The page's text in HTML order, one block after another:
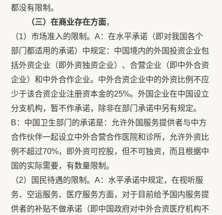
都没有限制。
（三）在商业存在方面，
（1）市场准入的限制。A：在水平承诺（即对我国各个
部门都适用的承诺）中规定：中国境内的外国投资企业包
括外资企业（即外资独资企业）、合营企业（即中外合资
企业）和中外合作企业。中外合资企业中的外资比例不应
少于该合资企业注册资本金的25%。外国企业在中国设立
分支机构，暂不作承诺，除非在部门承诺中另有规定。
B：中国卫生部门的承诺是：允许外国服务提供者与中方
合作伙伴一起设立中外合营合作医院和诊所，允许外资比
例不超过70%，即外资可控股，但不可独资，而且根据中
国的实际需要，有数量限制。
（2）国民待遇的限制。A：水平承诺中规定，在视听服
务、空运服务、医疗服务方面，对于目前给予国内服务提
供者的补贴不做承诺（即中国政府对中外合资医疗机构不